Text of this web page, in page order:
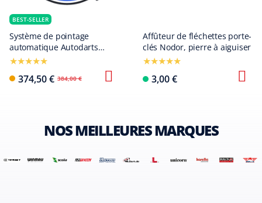
BEST-SELLER
Système de pointage
automatique Autodarts
Vantage
374,50 € 384,00 €
Affûteur de fléchettes porte-
clés Nodor, pierre à aiguiser
3,00 €
NOS MEILLEURES MARQUES